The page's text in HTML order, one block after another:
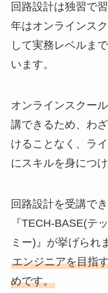
回路設計は独習で
年はオンラインス
して実務レベルま
います。
オンラインスクー
講できるため、わ
けることなく、ラ
にスキルを身につ
回路設計を受講で
『TECH-BASE(テ
ミー)』が挙げられ
エンジニアを目指
めです。